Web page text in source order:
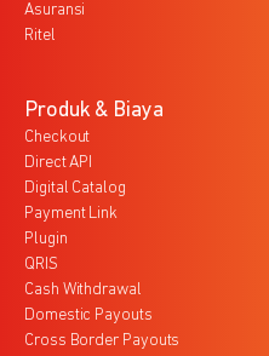
Asuransi
Ritel
Produk & Biaya
Checkout
Direct API
Digital Catalog
Payment Link
Plugin
QRIS
Cash Withdrawal
Domestic Payouts
Cross Border Payouts